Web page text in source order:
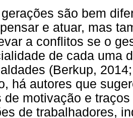
são bem
e atuar, mas
a conflitos se o
de cada uma
(Berkup,
há autores que
de motivação e
de trabalhadores,